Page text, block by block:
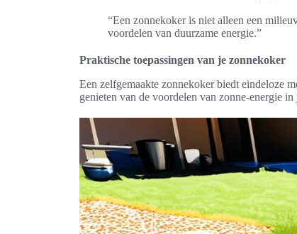
“Een zonnekoker is niet alleen een
voordelen van duurzame energie.”
Praktische toepassingen van je zonnekoker
Een zelfgemaakte zonnekoker biedt eindeloze
genieten van de voordelen van zonne-energie